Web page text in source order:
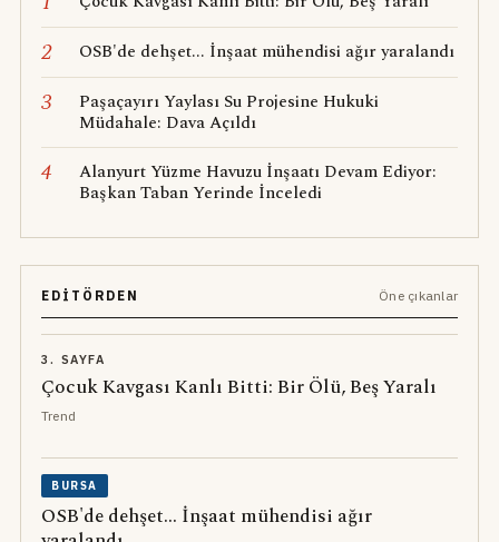
2 OSB'de dehşet... İnşaat mühendisi ağır yaralandı
3
Paşaçayırı Yaylası Su Projesine Hukuki
Müdahale: Dava Açıldı
4
Alanyurt Yüzme Havuzu İnşaatı Devam Ediyor:
Başkan Taban Yerinde İnceledi
EDITÖRDEN Öne çıkanlar
3. SAYFA
Çocuk Kavgası Kanlı Bitti: Bir Ölü, Beş Yaralı
Trend
BURSA
OSB'de dehşet... İnşaat mühendisi ağır